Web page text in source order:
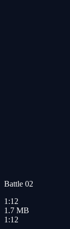
Battle 02
1:12
1.7 MB
1:12